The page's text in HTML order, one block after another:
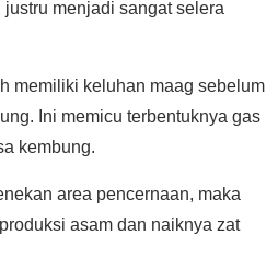
menjadi sangat selera
memiliki keluhan maag sebelum
Ini memicu terbentuknya gas
kembung.
area pencernaan, maka
asam dan naiknya zat